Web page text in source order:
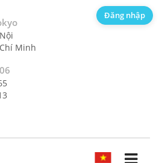
Minh
TIẾNG VIỆT
Đăng nhập